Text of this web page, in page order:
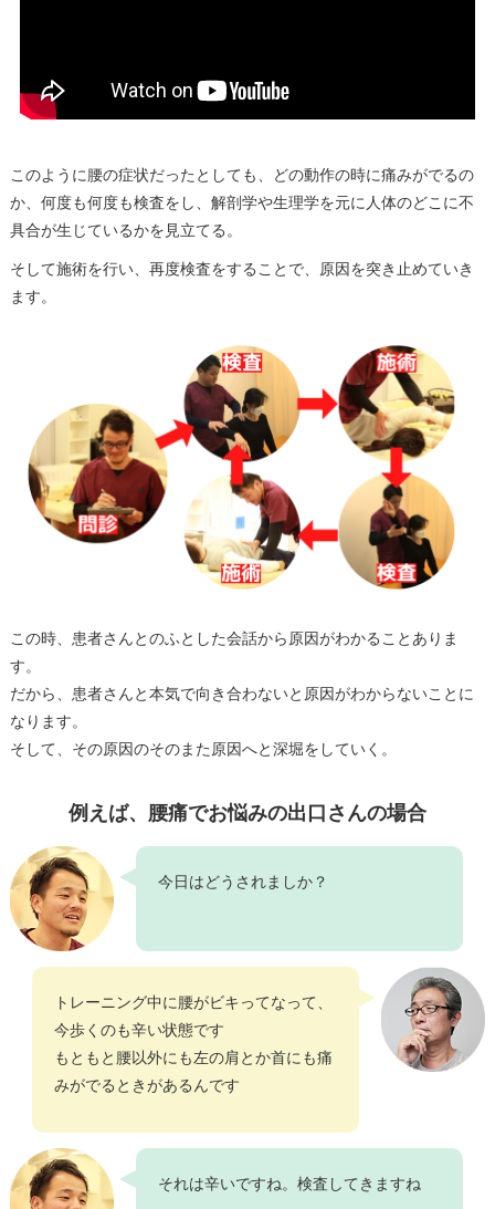
このように腰の症状だったとしても、どの動作の時に痛みがでるの
か、何度も何度も検査をし、解剖学や生理学を元に人体のどこに不
具合が生じているかを見立てる。
そして施術を行い、再度検査をすることで、原因を突き止めていき
ます。
この時、患者さんとのふとした会話から原因がわかることありま
す。
だから、患者さんと本気で向き合わないと原因がわからないことに
なります。
そして、その原因のそのまた原因へと深堀をしていく。
例えば、腰痛でお悩みの出口さんの場合
今日はどうされましか？
トレーニング中に腰がビキってなって、
今歩くのも辛い状態です
もともと腰以外にも左の肩とか首にも痛
みがでるときがあるんです
それは辛いですね。検査してきますね